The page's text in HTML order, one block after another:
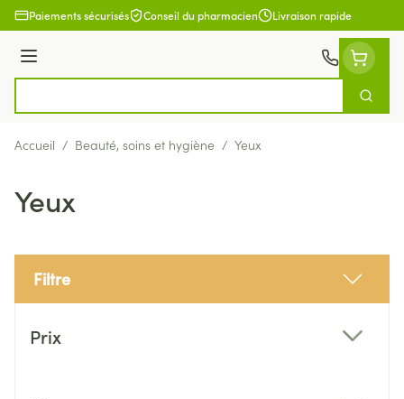
Aller au contenu
Paiements sécurisés Conseil du pharmacien Livraison rapide
Menu
Accueil / Beauté, soins et hygiène / Yeux
Yeux
Filtre
Prix